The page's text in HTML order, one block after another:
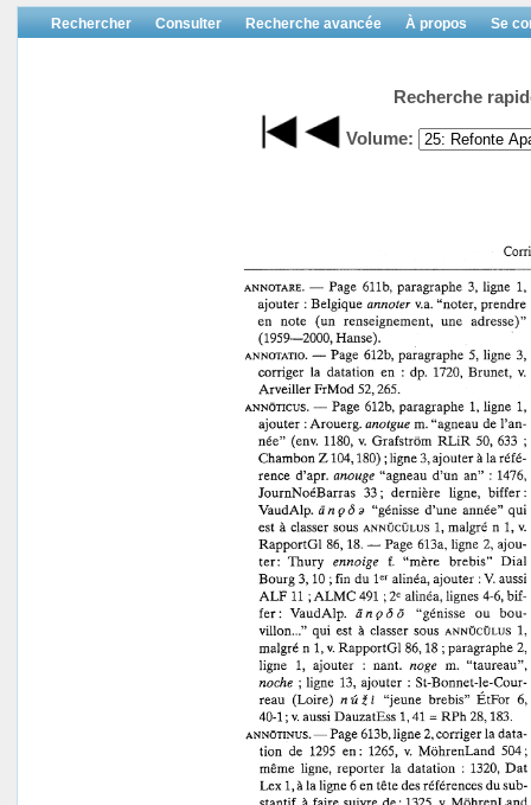
Rechercher Consulter Recherche avancée À propos Se
Recherche
Volume: